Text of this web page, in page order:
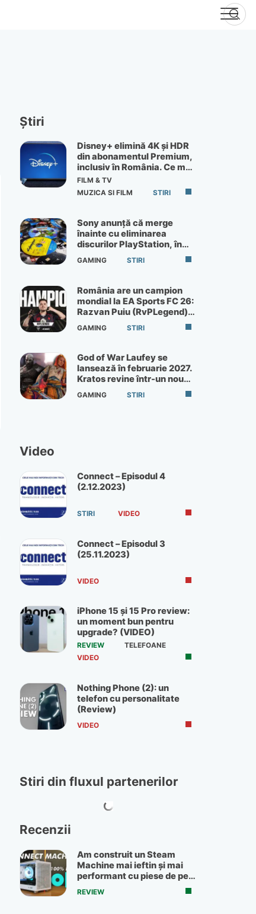
Știri
Disney+ elimină 4K și HDR
din abonamentul Premium,
inclusiv în România. Ce mai
primești de 60 lei pe lună
FILM & TV
MUZICA SI FILM
STIRI
Sony anunță că merge
înainte cu eliminarea
discurilor PlayStation, în
ciuda protestelor
GAMING STIRI
România are un campion
mondial la EA Sports FC 26:
Razvan Puiu (RvPLegend)
câștigă turneul de la Paris
GAMING STIRI
God of War Laufey se
lansează în februarie 2027.
Kratos revine într-un nou
God of War
GAMING STIRI
Video
Connect – Episodul 4
(2.12.2023)
STIRI VIDEO
Connect – Episodul 3
(25.11.2023)
VIDEO
iPhone 15 și 15 Pro review:
un moment bun pentru
upgrade? (VIDEO)
REVIEW
TELEFOANE
VIDEO
Nothing Phone (2): un
telefon cu personalitate
(Review)
VIDEO
Stiri din fluxul partenerilor
Recenzii
Am construit un Steam
Machine mai ieftin și mai
performant cu piese de pe
OLX
REVIEW